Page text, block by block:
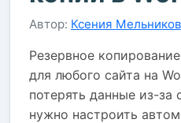
Автор: Ксения
Резервное
для любого сайта на
потерять данные из-
нужно настроить